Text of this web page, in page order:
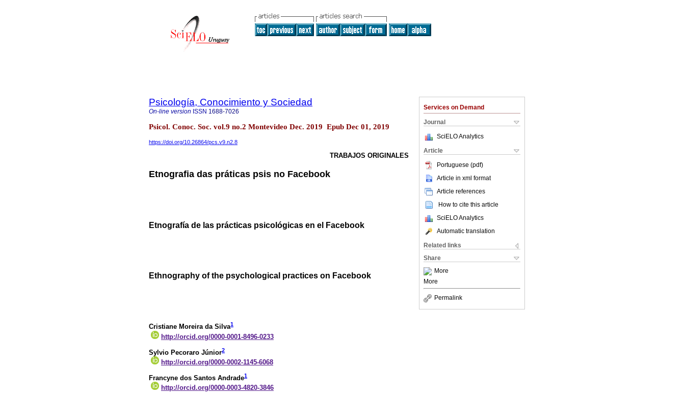
Services on Demand
Journal
SciELO Analytics
Article
Portuguese (pdf)
Article in xml format
Article references
How to cite this article
SciELO Analytics
Automatic translation
Related links
Share
More
More
Permalink
Psicología, Conocimiento y Sociedad
On-line version ISSN 1688-7026
Psicol. Conoc. Soc. vol.9 no.2 Montevideo Dec. 2019 Epub Dec 01, 2019
https://doi.org/10.26864/pcs.v9.n2.8
TRABAJOS ORIGINALES
Etnografia das práticas psis no Facebook
Etnografía de las prácticas psicológicas en el Facebook
Ethnography of the psychological practices on Facebook
Cristiane Moreira da Silva1
http://orcid.org/0000-0001-8496-0233
Sylvio Pecoraro Júnior2
http://orcid.org/0000-0002-1145-6068
Francyne dos Santos Andrade1
http://orcid.org/0000-0003-4820-3846